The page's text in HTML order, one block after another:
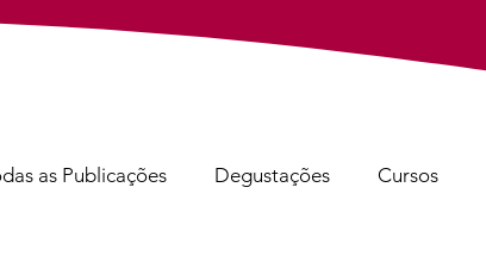
as Publicações Degustações Cursos